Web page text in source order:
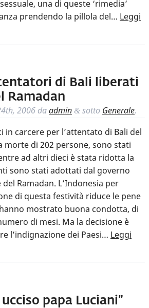
una di queste ‘rimedia’
prendendo la pillola del… Leggi
di Bali liberati
Ramadan
2006 daadmin & sotto Generale.
in carcere per l’attentato di Bali del
morte di 202 persone, sono stati
ad altri dieci è stata ridotta la
sono stati adottati dal governo
Ramadan. L’Indonesia per
di questa festività riduce le pene
mostrato buona condotta, di
di mesi. Ma la decisione è
l’indignazione dei Paesi… Leggi
papa Luciani”